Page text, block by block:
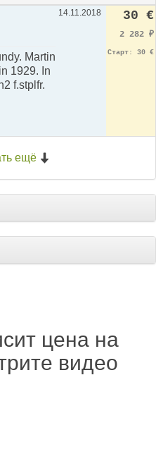
Martin
1929. In
f.stplfr.
14.11.2018 30 €
2 282 ₽
Старт: 30 €
ещё
цена на
видео